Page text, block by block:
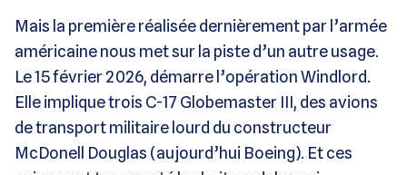
Mais la première réalisée dernièrement par l’armée
américaine nous met sur la piste d’un autre usage.
Le 15 février 2026, démarre l’opération Windlord.
Elle implique trois C-17 Globemaster III, des avions
de transport militaire lourd du constructeur
McDonell Douglas (aujourd’hui Boeing). Et ces